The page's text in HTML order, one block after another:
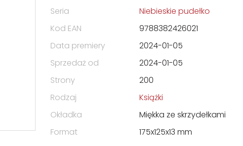
Seria
Niebieskie pudełko
Kod EAN
9788382426021
Data premiery
2024-01-05
Sprzedaż od
2024-01-05
Strony
200
Rodzaj
Książki
Okładka
Miękka ze skrzydełkami
Format
175x125x13 mm